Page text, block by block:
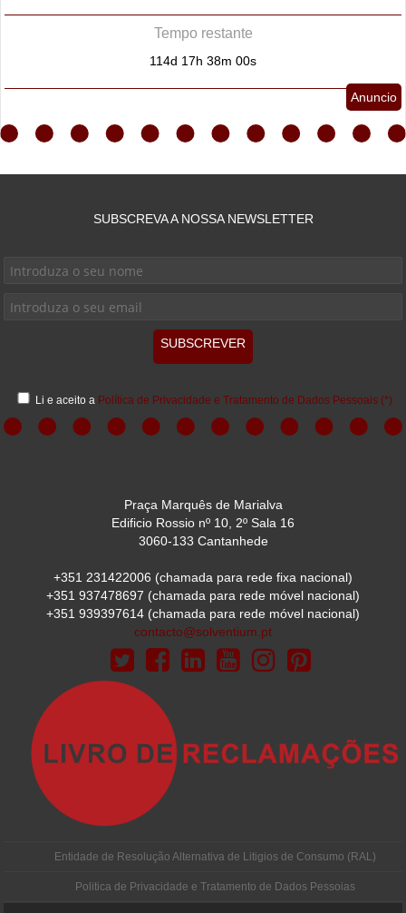
Tempo restante
114d 17h 38m 00s
Anuncio
SUBSCREVA A NOSSA NEWSLETTER
SUBSCREVER
Li e aceito a Política de Privacidade e Tratamento de Dados Pessoais (*)
Praça Marquês de Marialva
Edificio Rossio nº 10, 2º Sala 16
3060-133 Cantanhede
+351 231422006 (chamada para rede fixa nacional)
+351 937478697 (chamada para rede móvel nacional)
+351 939397614 (chamada para rede móvel nacional)
contacto@solventium.pt
Entidade de Resolução Alternativa de Litigios de Consumo (RAL)
Politica de Privacidade e Tratamento de Dados Pessoias